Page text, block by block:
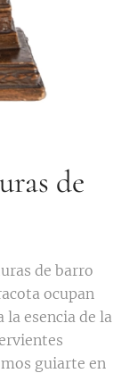
de
de barro
ocupan
la esencia de la
guiarte en